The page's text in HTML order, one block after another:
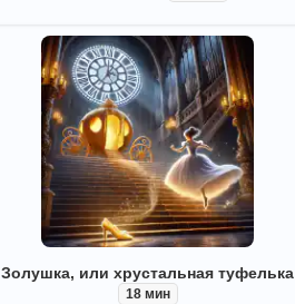
Золушка, или хрустальная туфелька
18 мин